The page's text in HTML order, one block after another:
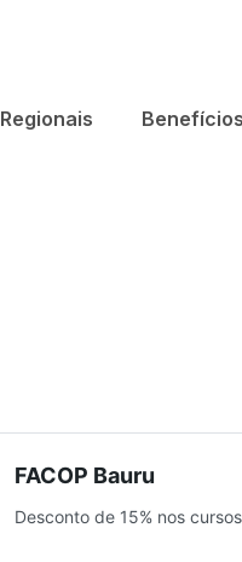
Regionais Benefícios
FACOP Bauru
Desconto de 15% nos